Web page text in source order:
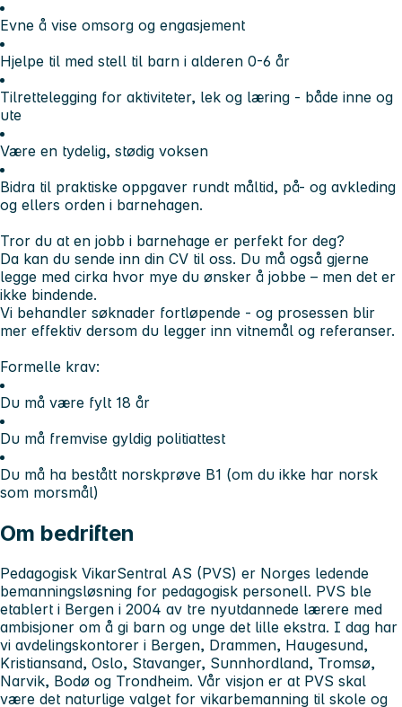
Evne å vise omsorg og engasjement
Hjelpe til med stell til barn i alderen 0-6 år
Tilrettelegging for aktiviteter, lek og læring - både inne og
ute
Være en tydelig, stødig voksen
Bidra til praktiske oppgaver rundt måltid, på- og avkleding
og ellers orden i barnehagen.
Tror du at en jobb i barnehage er perfekt for deg?
Da kan du sende inn din CV til oss. Du må også gjerne
legge med cirka hvor mye du ønsker å jobbe – men det er
ikke bindende.
Vi behandler søknader fortløpende - og prosessen blir
mer effektiv dersom du legger inn vitnemål og referanser.
Formelle krav:
Du må være fylt 18 år
Du må fremvise gyldig politiattest
Du må ha bestått norskprøve B1 (om du ikke har norsk
som morsmål)
Om bedriften
Pedagogisk VikarSentral AS (PVS) er Norges ledende
bemanningsløsning for pedagogisk personell. PVS ble
etablert i Bergen i 2004 av tre nyutdannede lærere med
ambisjoner om å gi barn og unge det lille ekstra. I dag har
vi avdelingskontorer i Bergen, Drammen, Haugesund,
Kristiansand, Oslo, Stavanger, Sunnhordland, Tromsø,
Narvik, Bodø og Trondheim. Vår visjon er at PVS skal
være det naturlige valget for vikarbemanning til skole og